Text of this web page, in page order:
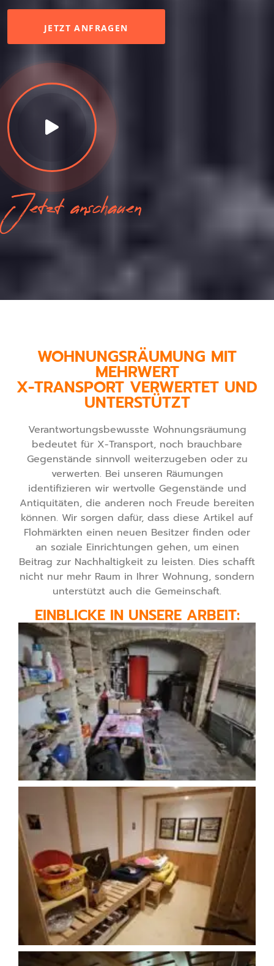
JETZT ANFRAGEN
Jetzt anschauen
WOHNUNGSRÄUMUNG MIT
MEHRWERT
X-TRANSPORT VERWERTET UND
UNTERSTÜTZT
Verantwortungsbewusste Wohnungsräumung
bedeutet für X-Transport, noch brauchbare
Gegenstände sinnvoll weiterzugeben oder zu
verwerten. Bei unseren Räumungen
identifizieren wir wertvolle Gegenstände und
Antiquitäten, die anderen noch Freude bereiten
können. Wir sorgen dafür, dass diese Artikel auf
Flohmärkten einen neuen Besitzer finden oder
an soziale Einrichtungen gehen, um einen
Beitrag zur Nachhaltigkeit zu leisten. Dies schafft
nicht nur mehr Raum in Ihrer Wohnung, sondern
unterstützt auch die Gemeinschaft.
EINBLICKE IN UNSERE ARBEIT: